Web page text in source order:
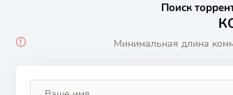
Поиск
Минимальная длина